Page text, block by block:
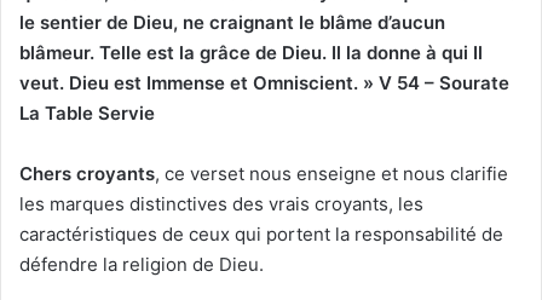
le sentier de Dieu, ne craignant le blâme d’aucun
blâmeur. Telle est la grâce de Dieu. Il la donne à qui Il
veut. Dieu est Immense et Omniscient. » V 54 – Sourate
La Table Servie
Chers croyants, ce verset nous enseigne et nous clarifie
les marques distinctives des vrais croyants, les
caractéristiques de ceux qui portent la responsabilité de
défendre la religion de Dieu.